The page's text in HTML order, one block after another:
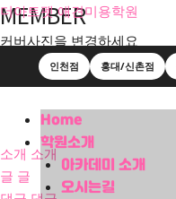
더아트펫 애견미용학원
인천점 홍대/신촌점
Menu Home
학원소개
아카데미 소개
오시는길
MEMBER
커버사진을 변경하세요
소개 소개
글 글